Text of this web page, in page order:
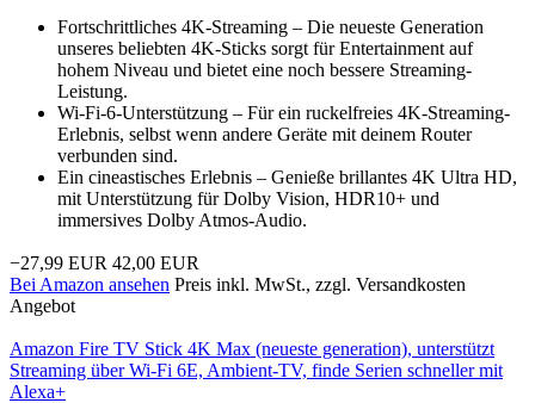
Fortschrittliches 4K-Streaming – Die neueste Generation
unseres beliebten 4K-Sticks sorgt für Entertainment auf
hohem Niveau und bietet eine noch bessere Streaming-
Leistung.
Wi-Fi-6-Unterstützung – Für ein ruckelfreies 4K-Streaming-
Erlebnis, selbst wenn andere Geräte mit deinem Router
verbunden sind.
Ein cineastisches Erlebnis – Genieße brillantes 4K Ultra HD,
mit Unterstützung für Dolby Vision, HDR10+ und
immersives Dolby Atmos-Audio.
−27,99 EUR 42,00 EUR
Bei Amazon ansehen Preis inkl. MwSt., zzgl. Versandkosten
Angebot
Amazon Fire TV Stick 4K Max (neueste generation), unterstützt
Streaming über Wi-Fi 6E, Ambient-TV, finde Serien schneller mit
Alexa+